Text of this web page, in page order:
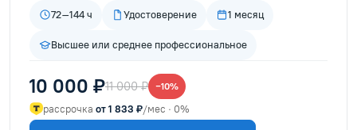
72–144 ч Удостоверение 1 месяц
Высшее или среднее профессиональное
10 000 ₽11 000 ₽ −10%
рассрочка от 1 833 ₽/мес · 0%